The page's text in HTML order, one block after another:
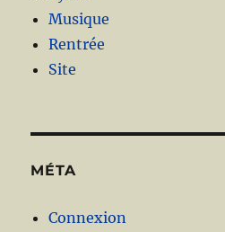
Musique
Rentrée
Site
MÉTA
Connexion